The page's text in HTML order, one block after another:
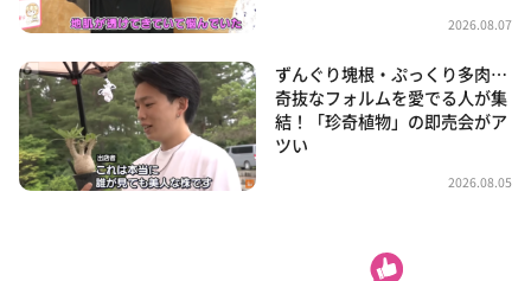
2026.08.07
ずんぐり塊根・ぷっくり多肉…
奇抜なフォルムを愛でる人が集
結！「珍奇植物」の即売会がア
ツい
2026.08.05